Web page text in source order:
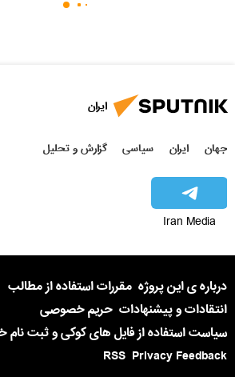
ایران
جهان ایران سیاسی گزارش و تحلیل
Iran Media
درباره ی این پروژه مقررات استفاده از مطالب
انتقادات و پیشنهادات حریم خصوصی
سیاست استفاده از فایل های کوکی و ثبت نام
Privacy Feedback
RSS